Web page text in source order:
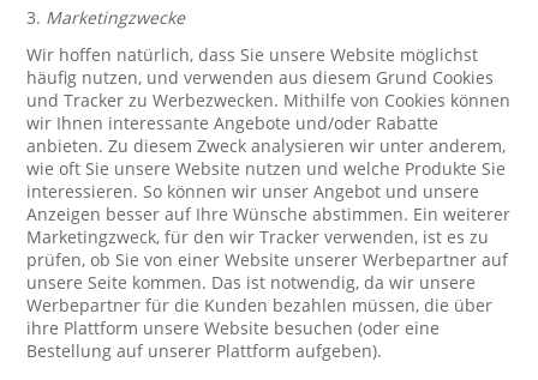
3. Marketingzwecke
Wir hoffen natürlich, dass Sie unsere Website möglichst
häufig nutzen, und verwenden aus diesem Grund Cookies
und Tracker zu Werbezwecken. Mithilfe von Cookies können
wir Ihnen interessante Angebote und/oder Rabatte
anbieten. Zu diesem Zweck analysieren wir unter anderem,
wie oft Sie unsere Website nutzen und welche Produkte Sie
interessieren. So können wir unser Angebot und unsere
Anzeigen besser auf Ihre Wünsche abstimmen. Ein weiterer
Marketingzweck, für den wir Tracker verwenden, ist es zu
prüfen, ob Sie von einer Website unserer Werbepartner auf
unsere Seite kommen. Das ist notwendig, da wir unsere
Werbepartner für die Kunden bezahlen müssen, die über
ihre Plattform unsere Website besuchen (oder eine
Bestellung auf unserer Plattform aufgeben).